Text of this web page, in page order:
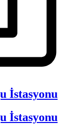
İstasyonu
İstasyonu